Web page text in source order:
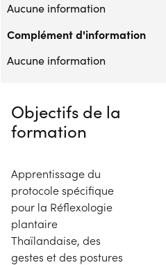
Aucune information
Complément d'information
Aucune information
Objectifs de la
formation
Apprentissage du
protocole spécifique
pour la Réflexologie
plantaire
Thaïlandaise, des
gestes et des postures